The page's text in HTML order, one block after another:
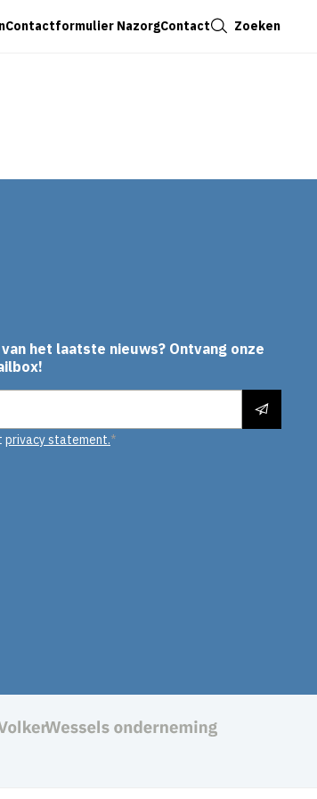
Contactformulier NazorgContact Zoeken
het laatste nieuws? Ontvang onze
privacy statement.
Sluiten